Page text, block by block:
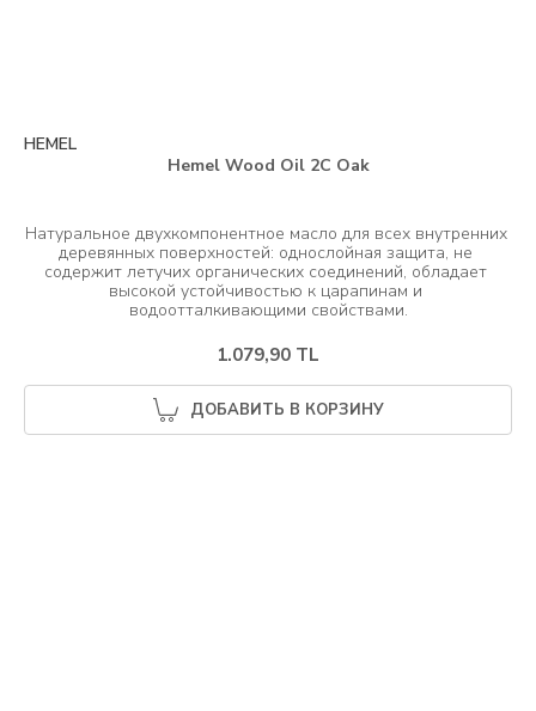
HEMEL
Hemel Wood Oil 2C Oak
Натуральное двухкомпонентное масло для всех внутренних
деревянных поверхностей: однослойная защита, не
содержит летучих органических соединений, обладает
высокой устойчивостью к царапинам и
1.079,90 TL
ДОБАВИТЬ В КОРЗИНУ